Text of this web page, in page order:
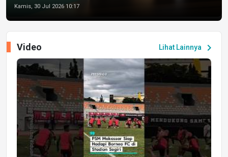
Kamis, 30 Jul 2026 10:17
Lihat Lainnya chevron_right
Video